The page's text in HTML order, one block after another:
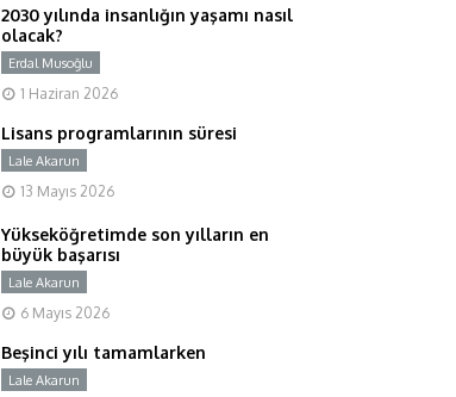
2030 yılında insanlığın yaşamı nasıl
olacak?
Erdal Musoğlu
1 Haziran 2026
Lisans programlarının süresi
Lale Akarun
13 Mayıs 2026
Yükseköğretimde son yılların en
büyük başarısı
Lale Akarun
6 Mayıs 2026
Beşinci yılı tamamlarken
Lale Akarun